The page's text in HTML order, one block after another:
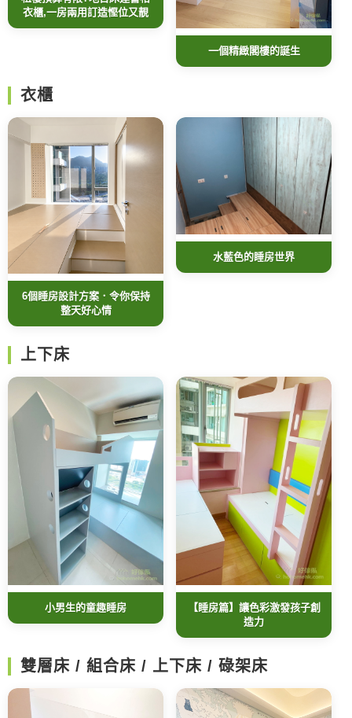
衣櫃,一房兩用訂造慳位又靚
一個精緻閣樓的誕生
衣櫃
6個睡房設計方案．令你保持
整天好心情
水藍色的睡房世界
上下床
小男生的童趣睡房
【睡房篇】讓色彩激發孩子創
造力
雙層床 / 組合床 / 上下床 / 碌架床